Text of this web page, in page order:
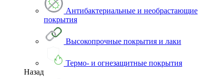
Антибактериальные и необрастающие
покрытия
Высокопрочные покрытия и лаки
Термо- и огнезащитные покрытия
Назад